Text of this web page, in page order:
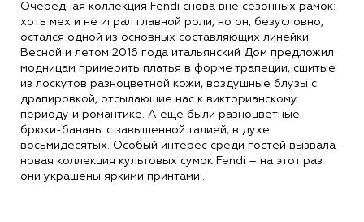
Очередная коллекция Fendi снова вне сезонных рамок:
хоть мех и не играл главной роли, но он, безусловно,
остался одной из основных составляющих линейки.
Весной и летом 2016 года итальянский Дом предложил
модницам примерить платья в форме трапеции, сшитые
из лоскутов разноцветной кожи, воздушные блузы с
драпировкой, отсылающие нас к викторианскому
периоду и романтике. А еще были разноцветные
брюки-бананы с завышенной талией, в духе
восьмидесятых. Особый интерес среди гостей вызвала
новая коллекция культовых сумок Fendi – на этот раз
они украшены яркими принтами...